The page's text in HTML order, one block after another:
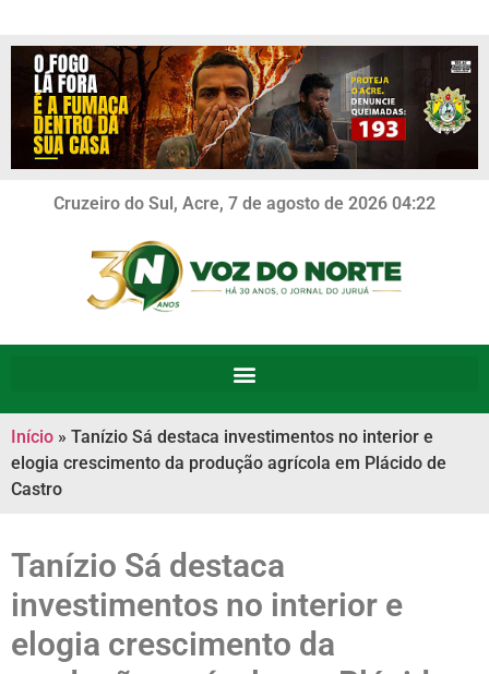
Cruzeiro do Sul, Acre, 7 de agosto de 2026 04:22
Início » Tanízio Sá destaca investimentos no interior e
elogia crescimento da produção agrícola em Plácido de
Castro
Tanízio Sá destaca
investimentos no interior e
elogia crescimento da